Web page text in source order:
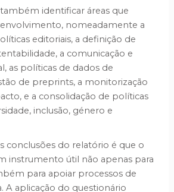
identificar áreas que
nomeadamente a
editoriais, a definição de
a comunicação e
as políticas de dados de
de preprints, a monitorização
e a consolidação de políticas
inclusão, género e
conclusões do relatório é que o
instrumento útil não apenas para
para apoiar processos de
A aplicação do questionário